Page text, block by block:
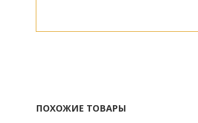
ПОХОЖИЕ ТОВАРЫ